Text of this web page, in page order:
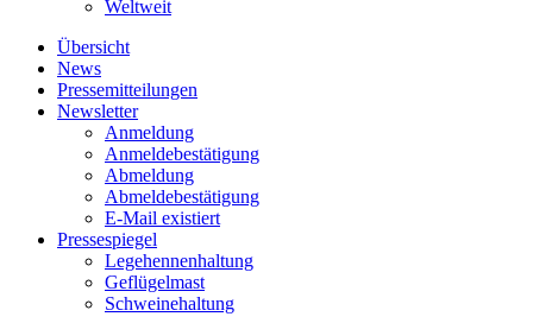
Weltweit
Übersicht
News
Pressemitteilungen
Newsletter
Anmeldung
Anmeldebestätigung
Abmeldung
Abmeldebestätigung
E-Mail existiert
Pressespiegel
Legehennenhaltung
Geflügelmast
Schweinehaltung